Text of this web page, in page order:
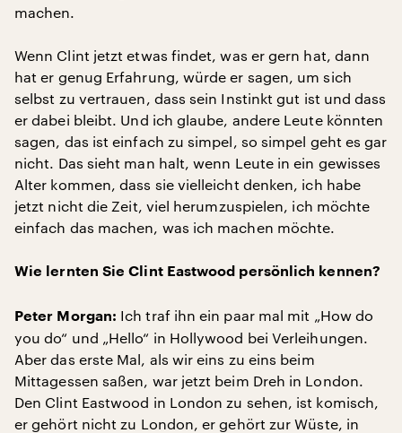
machen.
Wenn Clint jetzt etwas findet, was er gern hat, dann
hat er genug Erfahrung, würde er sagen, um sich
selbst zu vertrauen, dass sein Instinkt gut ist und dass
er dabei bleibt. Und ich glaube, andere Leute könnten
sagen, das ist einfach zu simpel, so simpel geht es gar
nicht. Das sieht man halt, wenn Leute in ein gewisses
Alter kommen, dass sie vielleicht denken, ich habe
jetzt nicht die Zeit, viel herumzuspielen, ich möchte
einfach das machen, was ich machen möchte.
Wie lernten Sie Clint Eastwood persönlich kennen?
Peter Morgan: Ich traf ihn ein paar mal mit „How do
you do“ und „Hello“ in Hollywood bei Verleihungen.
Aber das erste Mal, als wir eins zu eins beim
Mittagessen saßen, war jetzt beim Dreh in London.
Den Clint Eastwood in London zu sehen, ist komisch,
er gehört nicht zu London, er gehört zur Wüste, in